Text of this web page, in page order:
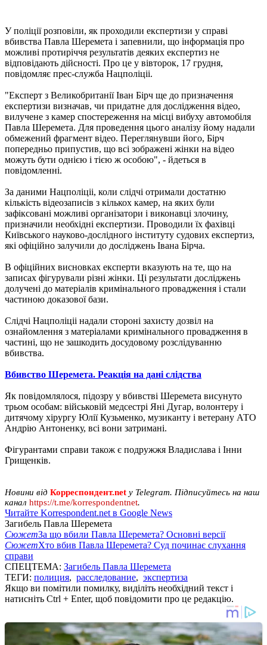
У поліції розповіли, як проходили експертизи у справі
вбивства Павла Шеремета і запевнили, що інформація про
можливі протиріччя результатів деяких експертиз не
відповідають дійсності. Про це у вівторок, 17 грудня,
повідомляє прес-служба Нацполіціі.
"Експерт з Великобританії Іван Бірч ще до призначення
експертизи визначав, чи придатне для дослідження відео,
вилучене з камер спостереження на місці вибуху автомобіля
Павла Шеремета. Для проведення цього аналізу йому надали
обмежений фрагмент відео. Переглянувши його, Бірч
попередньо припустив, що всі зображені жінки на відео
можуть бути однією і тією ж особою", - йдеться в
повідомленні.
За даними Нацполіціі, коли слідчі отримали достатню
кількість відеозаписів з кількох камер, на яких були
зафіксовані можливі організатори і виконавці злочину,
призначили необхідні експертизи. Проводили їх фахівці
Київського науково-дослідного інституту судових експертиз,
які офіційно залучили до досліджень Івана Бірча.
В офіційних висновках експерти вказують на те, що на
записах фігурували різні жінки. Ці результати досліджень
долучені до матеріалів кримінального провадження і стали
частиною доказової бази.
Слідчі Нацполіціі надали стороні захисту дозвіл на
ознайомлення з матеріалами кримінального провадження в
частині, що не зашкодить досудовому розслідуванню
вбивства.
Вбивство Шеремета. Реакція на дані слідства
Як повідомлялося, підозру у вбивстві Шеремета висунуто
трьом особам: військовій медсестрі Яні Дугар, волонтеру і
дитячому хірургу Юлії Кузьменко, музиканту і ветерану АТО
Андрію Антоненку, всі вони затримані.
Фігурантами справи також є подружжя Владислава і Інни
Грищенків.
Новини від Корреспондент.net у Telegram. Підписуйтесь на наш
канал https://t.me/korrespondentnet.
Читайте Korrespondent.net в Google News
Загибель Павла Шеремета
СюжетЗа що вбили Павла Шеремета? Основні версії
СюжетХто вбив Павла Шеремета? Суд починає слухання
справи
СПЕЦТЕМА: Загибель Павла Шеремета
ТЕГИ: полиция, расследование, экспертиза
Якщо ви помітили помилку, виділіть необхідний текст і
натисніть Ctrl + Enter, щоб повідомити про це редакцію.